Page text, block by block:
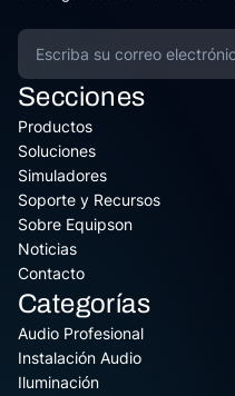
Secciones
Productos
Soluciones
Simuladores
Soporte y Recursos
Sobre Equipson
Noticias
Contacto
Categorías
Audio Profesional
Instalación Audio
Iluminación